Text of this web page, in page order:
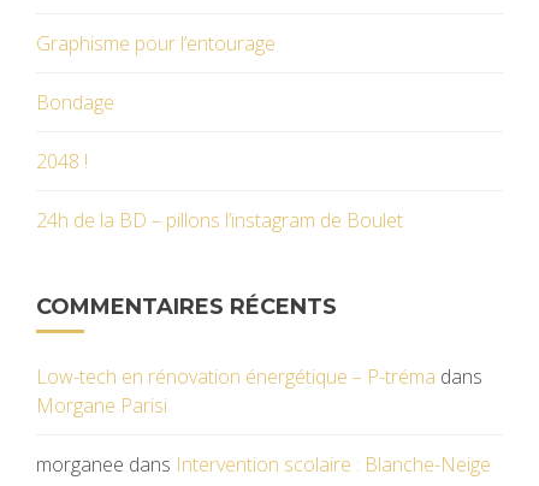
Graphisme pour l’entourage
Bondage
2048 !
24h de la BD – pillons l’instagram de Boulet
COMMENTAIRES RÉCENTS
Low-tech en rénovation énergétique – P-tréma dans
Morgane Parisi
morganee dans Intervention scolaire : Blanche-Neige